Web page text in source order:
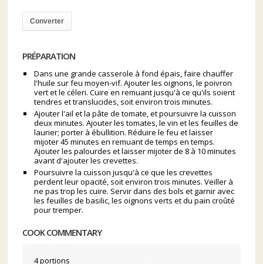
Converter
PRÉPARATION
Dans une grande casserole à fond épais, faire chauffer
l'huile sur feu moyen-vif. Ajouter les oignons, le poivron
vert et le céleri. Cuire en remuant jusqu'à ce qu'ils soient
tendres et translucides, soit environ trois minutes.
Ajouter l'ail et la pâte de tomate, et poursuivre la cuisson
deux minutes. Ajouter les tomates, le vin et les feuilles de
laurier; porter à ébullition. Réduire le feu et laisser
mijoter 45 minutes en remuant de temps en temps.
Ajouter les palourdes et laisser mijoter de 8 à 10 minutes
avant d'ajouter les crevettes.
Poursuivre la cuisson jusqu'à ce que les crevettes
perdent leur opacité, soit environ trois minutes. Veiller à
ne pas trop les cuire. Servir dans des bols et garnir avec
les feuilles de basilic, les oignons verts et du pain croûté
pour tremper.
COOK COMMENTARY
4 portions